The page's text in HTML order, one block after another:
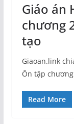
Giáo án
chương
tạo
Giaoan.link
Ôn tập
Read More